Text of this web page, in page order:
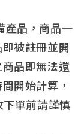
品，商品一
被註冊並開
品即無法還
開始計算，
單前請謹慎